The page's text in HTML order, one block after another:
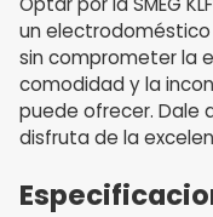
un
sin comprometer la
comodidad y la
puede ofrecer. Dale
disfruta de la